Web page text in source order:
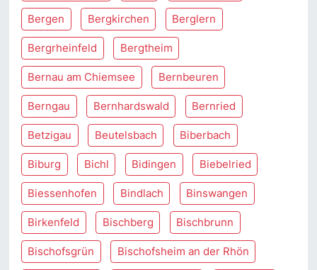
Bergen Bergkirchen Berglern
Bergrheinfeld Bergtheim
Bernau am Chiemsee Bernbeuren
Berngau Bernhardswald Bernried
Betzigau Beutelsbach Biberbach
Biburg Bichl Bidingen Biebelried
Biessenhofen Bindlach Binswangen
Birkenfeld Bischberg Bischbrunn
Bischofsgrün Bischofsheim an der Rhön